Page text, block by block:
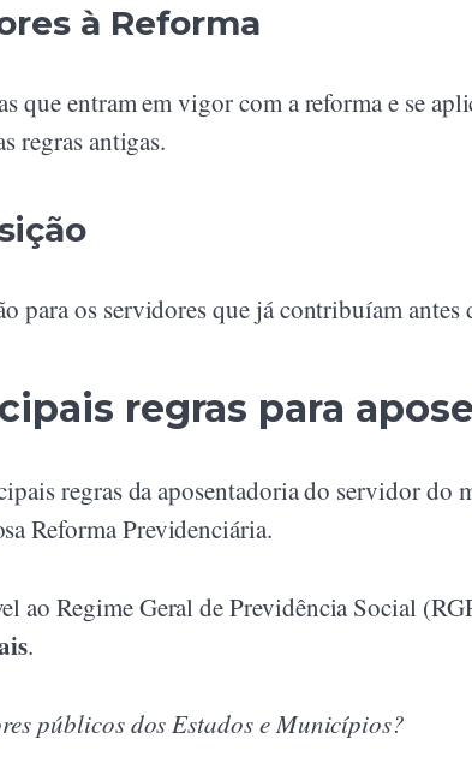
à Reforma
que entram em vigor com a reforma e se
regras antigas.
para os servidores que já contribuíam
regras para
regras da aposentadoria do servidor
Reforma Previdenciária.
ao Regime Geral de Previdência Social
.
públicos dos Estados e Municípios?